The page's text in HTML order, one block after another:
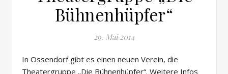
Bühnenhüpfer“
29. Mai 2014
In Ossendorf gibt es einen neuen Verein, die
Theatergruppe „Die Bühnenhüpfer“. Weitere Infos